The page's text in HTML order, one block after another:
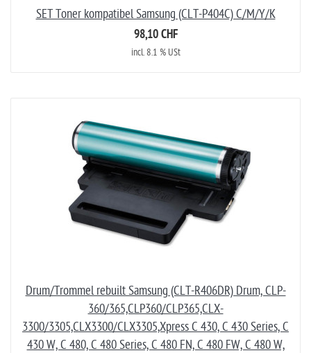
SET Toner kompatibel Samsung (CLT-P404C) C/M/Y/K
98,10 CHF
incl. 8.1 % USt
Drum/Trommel rebuilt Samsung (CLT-R406DR) Drum, CLP-
360/365,CLP360/CLP365,CLX-
3300/3305,CLX3300/CLX3305,Xpress C 430, C 430 Series, C
430 W, C 480, C 480 Series, C 480 FN, C 480 FW, C 480 W,